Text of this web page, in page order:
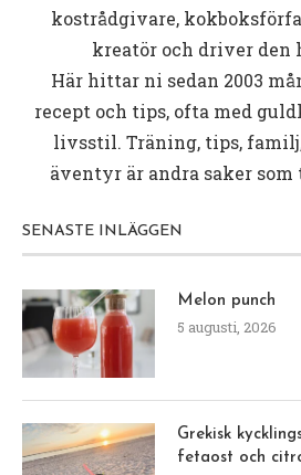
kostrådgivare,
kreatör och driver den
Här hittar ni sedan 2003
recept och tips, ofta med
livsstil. Träning, tips, familj,
äventyr är andra saker som
SENASTE INLÄGGEN
Melon punch
5 augusti, 2026
Grekisk
fetaost och